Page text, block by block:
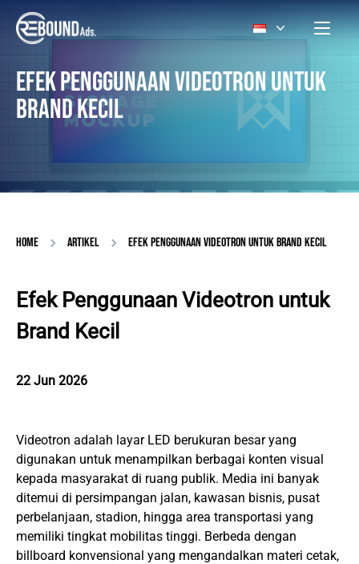
EFEK PENGGUNAAN VIDEOTRON UNTUK
BRAND KECIL
HOME ARTIKEL EFEK PENGGUNAAN VIDEOTRON UNTUK BRAND KECIL
Efek Penggunaan Videotron untuk
Brand Kecil
22 Jun 2026
Videotron adalah layar LED berukuran besar yang
digunakan untuk menampilkan berbagai konten visual
kepada masyarakat di ruang publik. Media ini banyak
ditemui di persimpangan jalan, kawasan bisnis, pusat
perbelanjaan, stadion, hingga area transportasi yang
memiliki tingkat mobilitas tinggi. Berbeda dengan
billboard konvensional yang mengandalkan materi cetak,